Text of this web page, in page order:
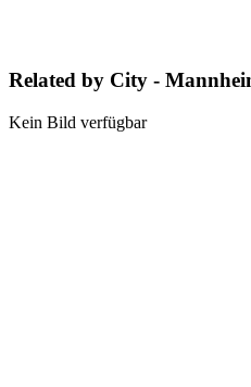
Related by City -
Kein Bild verfügbar